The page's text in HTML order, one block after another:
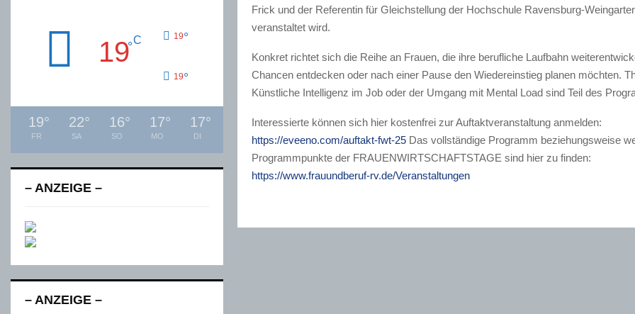
Frick und der Referentin für Gleichstellung der Hochschule Ravensburg-
veranstaltet wird.
Konkret richtet sich die Reihe an Frauen, die ihre berufliche Laufbahn
Chancen entdecken oder nach einer Pause den Wiedereinstieg planen möchten.
Künstliche Intelligenz im Job oder der Umgang mit Mental Load sind Teil des
Interessierte können sich hier kostenfrei zur Auftaktveranstaltung anmelden:
https://eveeno.com/auftakt-fwt-25 Das vollständige Programm beziehungsweise
Programmpunkte der FRAUENWIRTSCHAFTSTAGE sind hier zu finden:
https://www.frauundberuf-rv.de/Veranstaltungen
19°C 19°
19°
19°
FR
22°
SA
16°
SO
17°
MO
17°
DI
– ANZEIGE –
– ANZEIGE –